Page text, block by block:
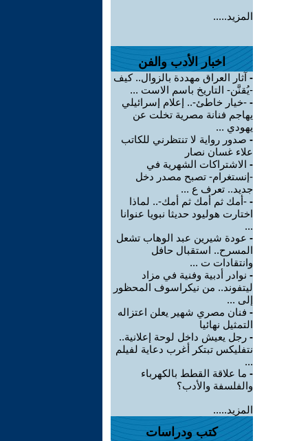
المزيد.....
اخبار الأدب والفن
- آثار العراق مهددة بالزوال.. كيف
-يُقنَّن- التاريخ باسم الاست ...
- -خيار خاطئ-.. إعلام إسرائيلي
يهاجم فنانة مصرية تخلت عن
يهودي ...
- صدور رواية لا تنتظرني للكاتب
علاء غسان نصار
- الاشتراكات الشهرية في
-إنستغرام- تصبح مصدر دخل
جديد.. تعرف ع ...
- -أمك ثم أمك ثم أمك-.. لماذا
اختارت هوليود حديثا نبويا عنوانا
...
- عودة شيرين عبد الوهاب تشعل
المسرح.. استقبال حافل
وانتقادات ت ...
- نوادر أدبية وفنية في مزاد
ليتفوند.. من نيكراسوف المحظور
إلى ...
- فنان مصري شهير يعلن اعتزاله
التمثيل نهائيا
- رجل يعيش داخل لوحة إعلانية..
نتفليكس تبتكر أغرب دعاية لفيلم
...
- ما علاقة القطط بالكهرباء
والفلسفة والأدب؟
المزيد.....
كتب ودراسات